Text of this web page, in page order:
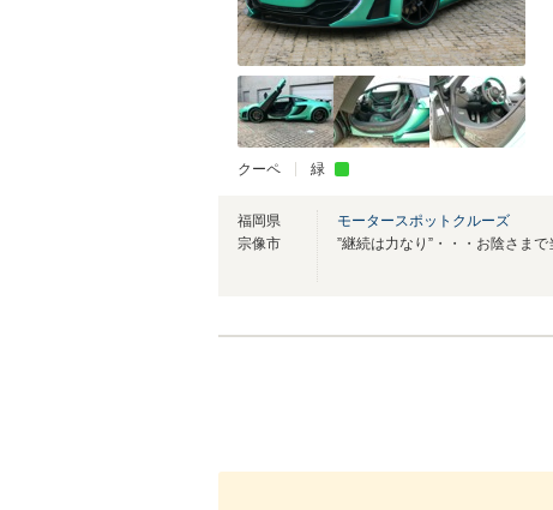
クーペ 緑
福岡県
宗像市
モータースポットクルーズ